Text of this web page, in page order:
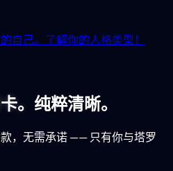
自己。了解你的人格类型！
。 纯粹清晰。
，无需承诺 —— 只有你与塔罗